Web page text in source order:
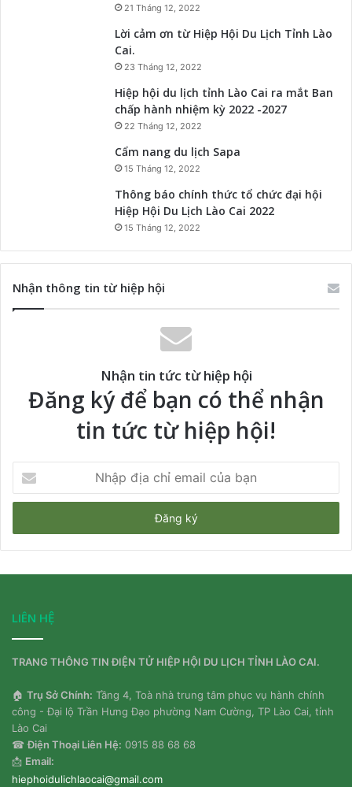
21 Tháng 12, 2022
Lời cảm ơn từ Hiệp Hội Du Lịch Tỉnh Lào
Cai.
23 Tháng 12, 2022
Hiệp hội du lịch tỉnh Lào Cai ra mắt Ban
chấp hành nhiệm kỳ 2022 -2027
22 Tháng 12, 2022
Cẩm nang du lịch Sapa
15 Tháng 12, 2022
Thông báo chính thức tổ chức đại hội
Hiệp Hội Du Lịch Lào Cai 2022
15 Tháng 12, 2022
Nhận thông tin từ hiệp hội
Nhận tin tức từ hiệp hội
Đăng ký để bạn có thể nhận
tin tức từ hiệp hội!
địa
chỉ
của
bạn
LIÊN HỆ
TRANG THÔNG TIN ĐIỆN TỬ HIỆP HỘI DU LỊCH TỈNH LÀO CAI.
🏠 Trụ Sở Chính: Tầng 4, Toà nhà trung tâm phục vụ hành chính
công - Đại lộ Trần Hưng Đạo phường Nam Cường, TP Lào Cai, tỉnh
Lào Cai
☎Điện Thoại Liên Hệ: 0915 88 68 68
📩 Email:
hiephoidulichlaocai@gmail.com